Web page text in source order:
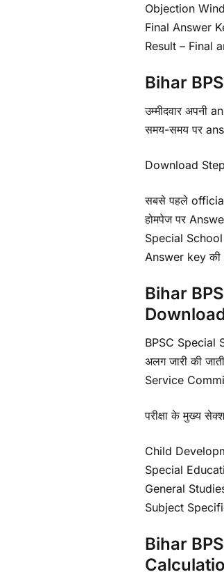
Objection
Final Answer
Result – Final
Bihar
उम्मीदवार
समय-समय पर
Download
सबसे पहले
होमपेज पर
Special
Answer key की
Bihar
BPSC Special
अलग जारी की
Service
परीक्षा के मुख्य
Child
Special
General
Subject
Bihar